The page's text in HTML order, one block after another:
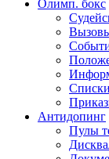
Олимп. бокс
Антидопинг
Пулы